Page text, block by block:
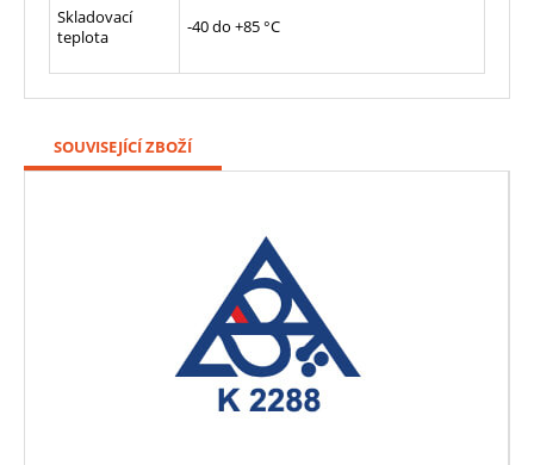
Skladovací
teplota
-40 do +85 °C
SOUVISEJÍCÍ ZBOŽÍ